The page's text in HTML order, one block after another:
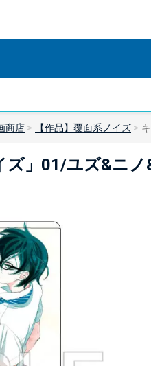
商店 【作品】覆面系ノイズ
ズ」01/ユズ&ニノ